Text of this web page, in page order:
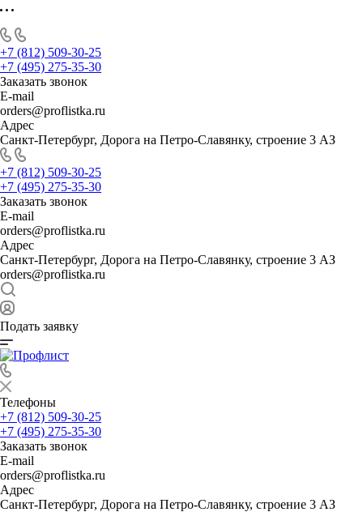
+7 (812) 509-30-25
+7 (495) 275-35-30
Заказать звонок
E-mail
orders@proflistka.ru
Адрес
Санкт-Петербург, Дорога на Петро-Славянку, строение 3 АЗ
+7 (812) 509-30-25
+7 (495) 275-35-30
Заказать звонок
E-mail
orders@proflistka.ru
Адрес
Санкт-Петербург, Дорога на Петро-Славянку, строение 3 АЗ
orders@proflistka.ru
Подать заявку
Телефоны
+7 (812) 509-30-25
+7 (495) 275-35-30
Заказать звонок
E-mail
orders@proflistka.ru
Адрес
Санкт-Петербург, Дорога на Петро-Славянку, строение 3 АЗ